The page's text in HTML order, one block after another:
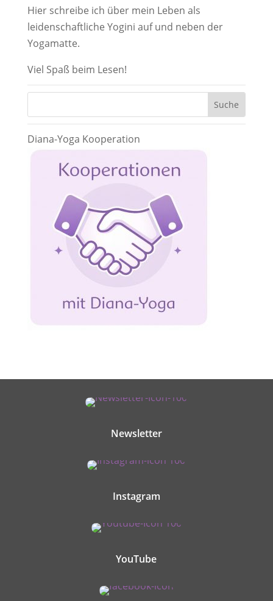
Hier schreibe ich über mein Leben als
leidenschaftliche Yogini auf und neben der
Yogamatte.
Viel Spaß beim Lesen!
Diana-Yoga Kooperation
Newsletter
Instagram
YouTube